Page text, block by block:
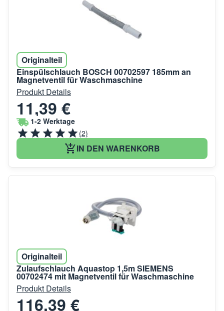
Originalteil
Einspülschlauch BOSCH 00702597 185mm an
Magnetventil für Waschmaschine
Produkt Details
11,39 €
1-2 Werktage
(2)
IN DEN WARENKORB
Originalteil
Zulaufschlauch Aquastop 1,5m SIEMENS
00702474 mit Magnetventil für Waschmaschine
Produkt Details
116,39 €